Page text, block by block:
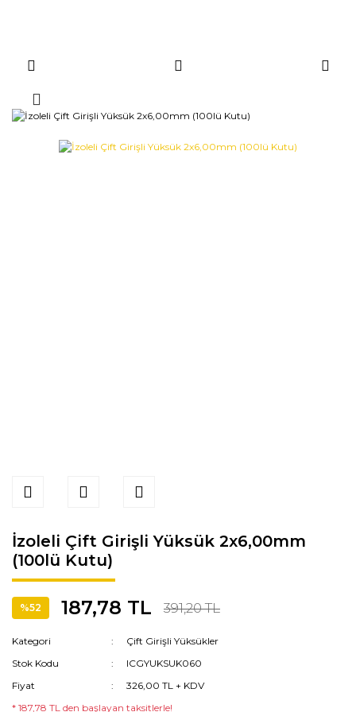
İzoleli Çift Girişli Yüksük 2x6,00mm
(100lü Kutu)
%52 187,78 TL 391,20 TL
Kategori
Çift Girişli Yüksükler
Stok Kodu
ICGYUKSUK060
Fiyat
326,00 TL + KDV
* 187,78 TL den başlayan taksitlerle!